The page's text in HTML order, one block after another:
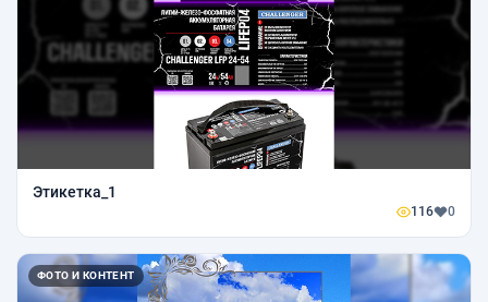
Этикетка_1
116 0
ФОТО И КОНТЕНТ